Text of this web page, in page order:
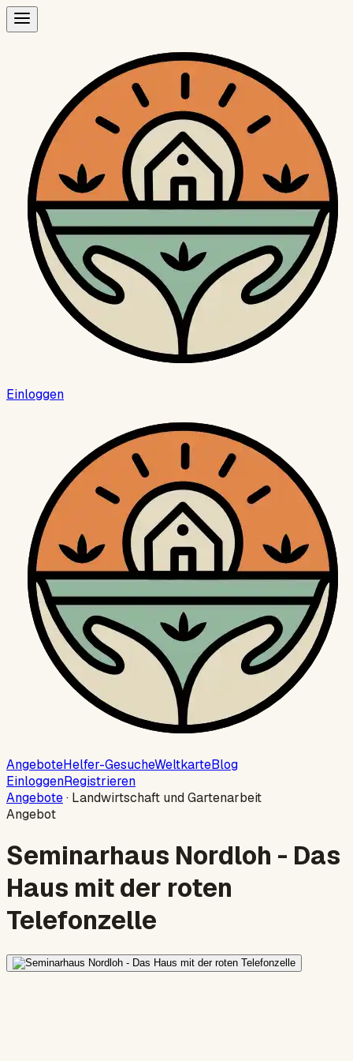
Einloggen
AngeboteHelfer-GesucheWeltkarteBlog
EinloggenRegistrieren
Angebote· Landwirtschaft und Gartenarbeit
Angebot
Seminarhaus Nordloh - Das
Haus mit der roten
Telefonzelle